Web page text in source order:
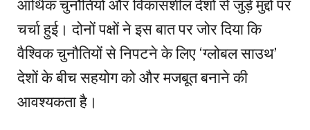
आर्थिक चुनौतियों और विकासशील देशों से जुड़े मुद्दों पर
चर्चा हुई। दोनों पक्षों ने इस बात पर जोर दिया कि
वैश्विक चुनौतियों से निपटने के लिए ‘ग्लोबल साउथ’
देशों के बीच सहयोग को और मजबूत बनाने की
आवश्यकता है।